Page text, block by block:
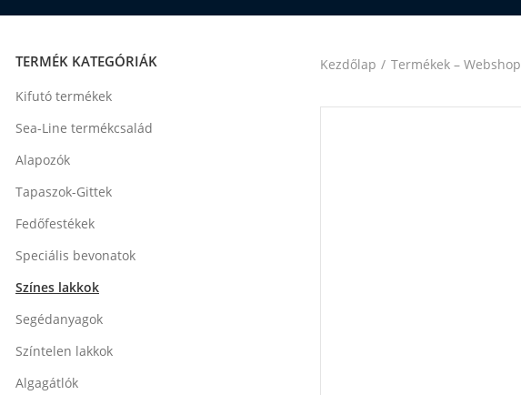
TERMÉK KATEGÓRIÁK
Kifutó termékek
Sea-Line termékcsalád
Alapozók
Tapaszok-Gittek
Fedőfestékek
Speciális bevonatok
Színes lakkok
Segédanyagok
Színtelen lakkok
Algagátlók
Kezdőlap Termékek – Webshop